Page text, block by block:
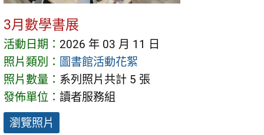
3月數學書展
活動日期： 2026 年 03 月 11 日
照片類別： 圖書館活動花絮
照片數量： 系列照片共計 5 張
發佈單位： 讀者服務組
瀏覽照片